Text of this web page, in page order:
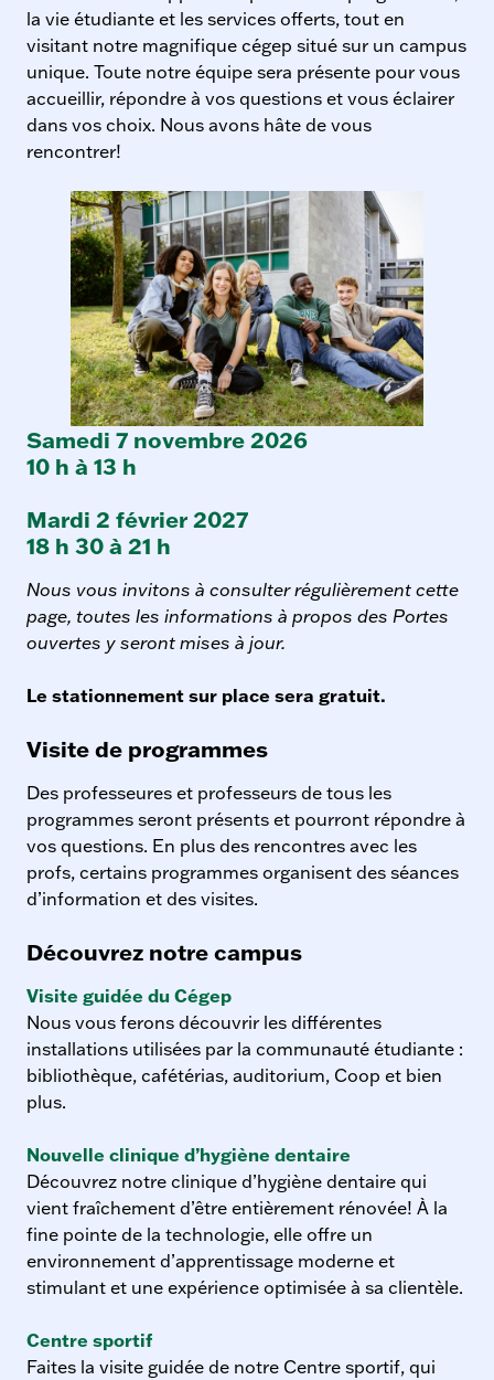
la vie étudiante et les services offerts, tout en
visitant notre magnifique cégep situé sur un campus
unique. Toute notre équipe sera présente pour vous
accueillir, répondre à vos questions et vous éclairer
dans vos choix. Nous avons hâte de vous
rencontrer!
A
c
i
v
é
i
f
o
r
m
a
i
n
s
c
o
i
r
e
Samedi 7 novembre 2026
10 h à 13 h
Mardi 2 février 2027
18 h 30 à 21 h
Nous vous invitons à consulter régulièrement cette
page, toutes les informations à propos des Portes
ouvertes y seront mises à jour.
Le stationnement sur place sera gratuit.
Visite de programmes
Des professeures et professeurs de tous les
programmes seront présents et pourront répondre à
vos questions. En plus des rencontres avec les
profs, certains programmes organisent des séances
d’information et des visites.
Découvrez notre campus
Visite guidée du Cégep
Nous vous ferons découvrir les différentes
installations utilisées par la communauté étudiante :
bibliothèque, cafétérias, auditorium, Coop et bien
plus.
Nouvelle clinique d’hygiène dentaire
Découvrez notre clinique d’hygiène dentaire qui
vient fraîchement d’être entièrement rénovée! À la
fine pointe de la technologie, elle offre un
environnement d’apprentissage moderne et
stimulant et une expérience optimisée à sa clientèle.
Centre sportif
Faites la visite guidée de notre Centre sportif, qui